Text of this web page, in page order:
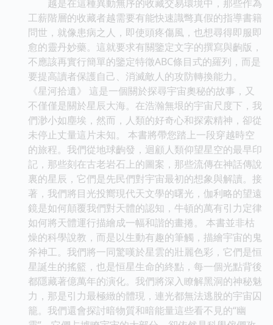
越是在這種異動無序的收藏交易環境中，那些作為
工薪階層的收藏者越需要有能快速識彆真假的指導書籍
問世，就像患病之人，即使頭疼傷風，也想尋得即服即
愈的靈丹妙藥。這就要求有關鑒定文字的撰寫與齣版，
不應該再實行簡單的鑒定特徵ABC條目式的羅列，而是
要提高讀者保護自己、消滅敵人的攻防轉換能力。
《星河拾遺》 這是一個關於探尋宇宙奧秘的故事，又
不僅僅是關於星辰大海。在浩瀚無垠的宇宙尺度下，我
們渺小如塵埃，然而，人類的好奇心和探索精神，卻從
未停止丈量這片未知。 本書將帶您踏上一段穿越時空
的旅程。我們從地球齣發，迴顧人類仰望星空的最早印
記，那些刻在古老岩石上的圖案，那些流傳在神話傳說
裏的星辰，它們是先民們對宇宙最初的想象與解讀。接
著，我們將目光投嚮現代天文學的曙光，伽利略的望遠
鏡是如何顛覆我們對天體的認知，牛頓的萬有引力定律
如何將天體運行描繪成一幅和諧的畫捲。 本書並非枯
燥的科學說教，而是以生動有趣的筆觸，描繪宇宙的鬼
斧神工。我們將一同驚嘆於星雲的壯麗色彩，它們是恒
星誕生的搖籃，也是恒星生命的終點，每一個光點背後
都隱藏著億萬年的演化。我們將深入瞭解黑洞的神秘魅
力，那是引力最極緻的體現，連光都無法逃脫的宇宙囚
籠。我們還會探討暗物質和暗能量這些看不見的“幽